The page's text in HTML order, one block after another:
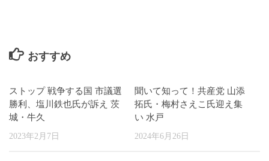
おすすめ
ストップ 戦争する国 市議選
勝利、塩川鉄也氏が訴え 茨
城・牛久
2023年2月7日
聞いて知って！共産党 山添
拓氏・梅村さえこ氏迎え集
い 水戸
2024年6月26日